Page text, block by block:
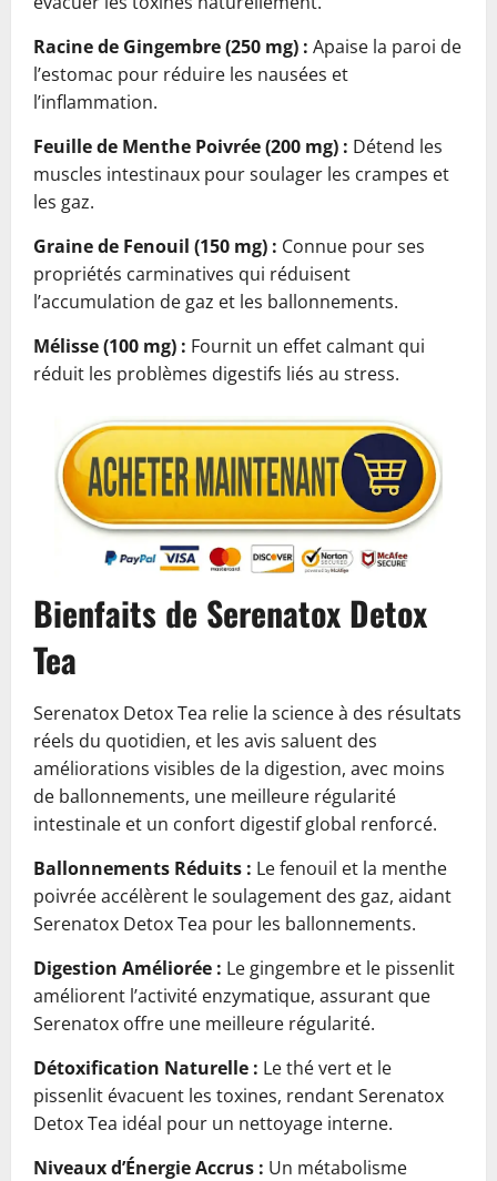
Racine de Gingembre (250 mg) : Apaise la paroi de
l’estomac pour réduire les nausées et
l’inflammation.
Feuille de Menthe Poivrée (200 mg) : Détend les
muscles intestinaux pour soulager les crampes et
les gaz.
Graine de Fenouil (150 mg) : Connue pour ses
propriétés carminatives qui réduisent
l’accumulation de gaz et les ballonnements.
Mélisse (100 mg) : Fournit un effet calmant qui
réduit les problèmes digestifs liés au stress.
Bienfaits de Serenatox Detox
Tea
Serenatox Detox Tea relie la science à des résultats
réels du quotidien, et les avis saluent des
améliorations visibles de la digestion, avec moins
de ballonnements, une meilleure régularité
intestinale et un confort digestif global renforcé.
Ballonnements Réduits : Le fenouil et la menthe
poivrée accélèrent le soulagement des gaz, aidant
Serenatox Detox Tea pour les ballonnements.
Digestion Améliorée : Le gingembre et le pissenlit
améliorent l’activité enzymatique, assurant que
Serenatox offre une meilleure régularité.
Détoxification Naturelle : Le thé vert et le
pissenlit évacuent les toxines, rendant Serenatox
Detox Tea idéal pour un nettoyage interne.
Niveaux d’Énergie Accrus : Un métabolisme